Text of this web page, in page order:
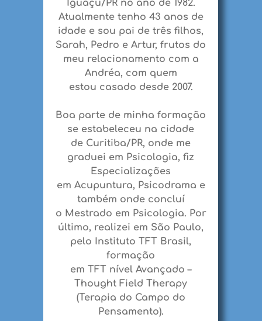
Iguaçu/PR no ano de 1982.
Atualmente tenho 43 anos de
idade e sou pai de três filhos,
Sarah, Pedro e Artur, frutos do
meu relacionamento com a
Andréa, com quem
estou casado desde 2007.
Boa parte de minha formação
se estabeleceu na cidade
de Curitiba/PR, onde me
graduei em Psicologia, fiz
Especializações
em Acupuntura, Psicodrama e
também onde concluí
o Mestrado em Psicologia. Por
último, realizei em São Paulo,
pelo Instituto TFT Brasil,
formação
em TFT nível Avançado –
Thought Field Therapy
(Terapia do Campo do
Pensamento).